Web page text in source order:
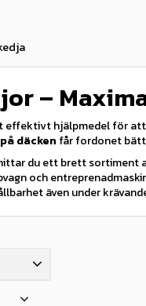
–
effektivt hjälpmedel för att
däcken får fordonet
du ett brett sortiment
och
även under